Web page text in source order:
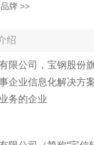
牌 >>
绍
限公司，宝钢股份
企业信息化解决方
务的企业